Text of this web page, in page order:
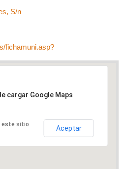
S/n
fichamuni.asp?
cargar Google Maps
este sitio
Aceptar